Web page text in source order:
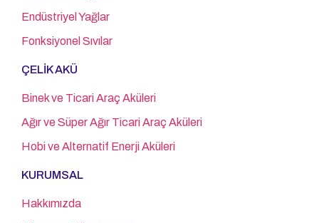
Endüstriyel Yağlar
Fonksiyonel Sıvılar
ÇELİK AKÜ
Binek ve Ticari Araç Aküleri
Ağır ve Süper Ağır Ticari Araç Aküleri
Hobi ve Alternatif Enerji Aküleri
KURUMSAL
Hakkımızda